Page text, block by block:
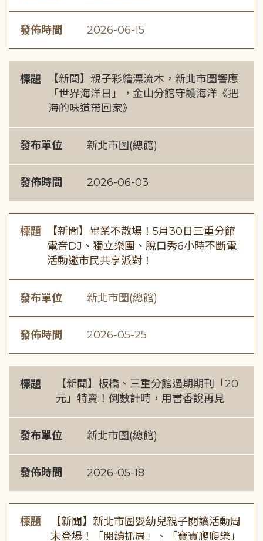
發佈時間 2026-06-15
標題
【新聞】親子彩繪漂流木，新北市圖響應
「世界海洋日」，金山分館守護海洋《把
海的味道帶回家》
發布單位 新北市圖(總館)
發佈時間 2026-06-03
標題
【新聞】畢業不散場！5月30日三重分館
電音DJ、獨立樂團、脫口秀6小時不斷電
活動邀市民共享派對！
發布單位 新北市圖(總館)
發佈時間 2026-05-25
標題
【新聞】板橋、三重分館過期期刊「20
元」特賣！倒數計時，用書香說再見
發布單位 新北市圖(總館)
發佈時間 2026-05-18
標題
【新聞】新北市圖嬰幼兒親子閱讀活動周
末登場！「閱讀抓周」、「寶寶爬爬樂」